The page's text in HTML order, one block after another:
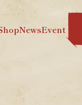
NewsEvent